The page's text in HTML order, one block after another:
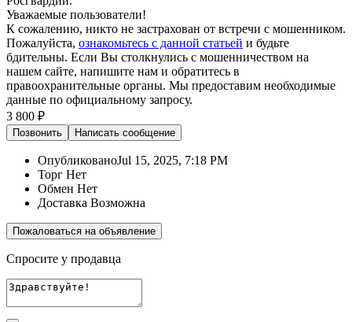
Уважаемые пользователи!
К сожалению, никто не застрахован от встречи с мошенником.
Пожалуйста, ознакомьтесь с данной статьей и будьте
бдительны. Если Вы столкнулись с мошенничеством на
нашем сайте, напишите нам и обратитесь в
правоохранительные органы. Мы предоставим необходимые
данные по официальному запросу.
3 800 ₽
Позвонить Написать сообщение
ОпубликованоJul 15, 2025, 7:18 PM
Торг Нет
Обмен Нет
Доставка Возможна
Пожаловаться на объявление
Спросите у продавца